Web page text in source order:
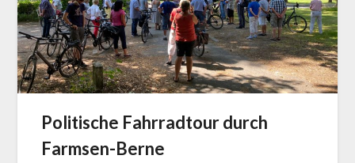
Politische Fahrradtour durch
Farmsen-Berne